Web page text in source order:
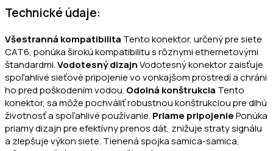
Technické údaje:
Všestranná kompatibilita Tento konektor, určený pre siete
CAT6, ponúka širokú kompatibilitu s rôznymi ethernetovými
štandardmi.Vodotesný dizajnVodotesný konektor zaisťuje
spoľahlivé sieťové pripojenie vo vonkajšom prostredí a chráni
ho pred poškodením vodou. Odolná konštrukcia Tento
konektor, sa môže pochváliť robustnou konštrukciou pre dlhú
životnosť a spoľahlivé používanie. Priame pripojeniePonúka
priamy dizajn pre efektívny prenos dát, znižuje straty signálu
a zlepšuje výkon siete. Tienená spojka samica-samica,